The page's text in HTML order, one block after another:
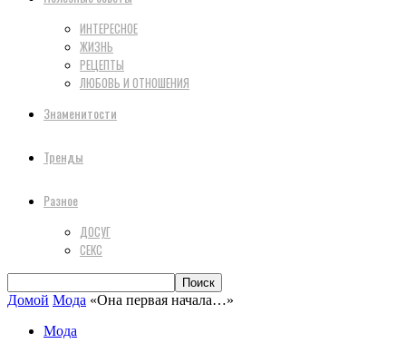
ИНТЕРЕСНОЕ
ЖИЗНЬ
РЕЦЕПТЫ
ЛЮБОВЬ И ОТНОШЕНИЯ
Знаменитости
Тренды
Разное
ДОСУГ
СЕКС
Домой Мода «Она первая начала…»
Мода